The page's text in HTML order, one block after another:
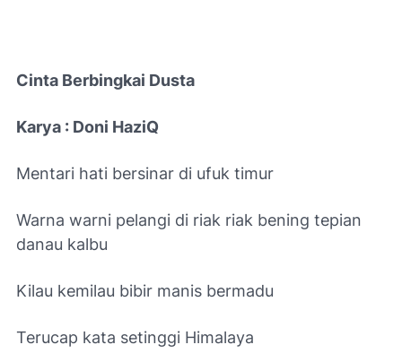
Cinta Berbingkai Dusta
Karya : Doni HaziQ
Mentari hati bersinar di ufuk timur
Warna warni pelangi di riak riak bening tepian
danau kalbu
Kilau kemilau bibir manis bermadu
Terucap kata setinggi Himalaya